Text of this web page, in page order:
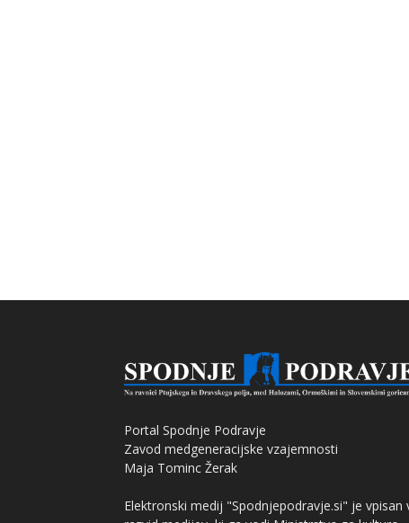
Portal Spodnje Podravje
Zavod medgeneracijske vzajemnosti
Maja Tominc Žerak
Elektronski medij "Spodnjepodravje.si" je vpisan